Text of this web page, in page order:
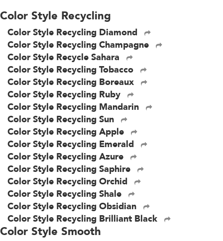
Color Style Recycling
Color Style Recycling Diamond
Color Style Recycling Champagne
Color Style Recycle Sahara
Color Style Recycling Tobacco
Color Style Recycling Boreaux
Color Style Recycling Ruby
Color Style Recycling Mandarin
Color Style Recycling Sun
Color Style Recycling Apple
Color Style Recycling Emerald
Color Style Recycling Azure
Color Style Recycling Saphire
Color Style Recycling Orchid
Color Style Recycling Shale
Color Style Recycling Obsidian
Color Style Recycling Brilliant Black
Color Style Smooth